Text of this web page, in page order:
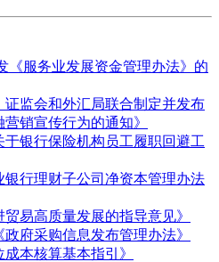
《服务业发展资金管理办法》的
证监会和外汇局联合制定并发布
销宣传行为的通知》
银行保险机构员工履职回避工
行理财子公司净资本管理办法
易高质量发展的指导意见》
府采购信息发布管理办法》
本核算基本指引》